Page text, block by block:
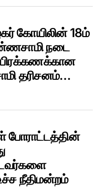
கோயிலின் 18ம்
நடை
தரிசனம்…
நீதிமன்றம்